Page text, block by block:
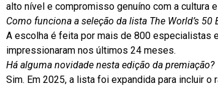
alto nível e compromisso genuíno com a cultura
Como funciona a seleção da lista The World’s 50
A escolha é feita por mais de 800 especialistas
impressionaram nos últimos 24 meses.
Há alguma novidade nesta edição da premiação?
Sim. Em 2025, a lista foi expandida para incluir